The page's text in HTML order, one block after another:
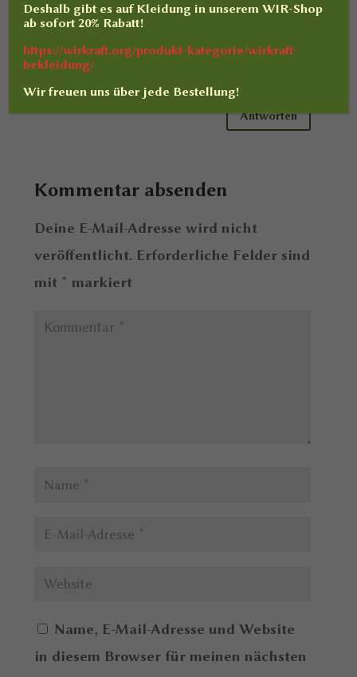
dafür auch nicht gelesen
haben. 😉
Antworten
Kommentar absenden
Deine E-Mail-Adresse wird nicht
veröffentlicht. Erforderliche Felder sind
mit * markiert
Name, E-Mail-Adresse und Website
in diesem Browser für meinen nächsten
Deshalb gibt es aufKleidung in unserem WIR-Shop
ab sofort 20% Rabatt!
https://wirkraft.org/produkt-kategorie/wirkraft-
bekleidung/
Wir freuen uns über jede Bestellung!